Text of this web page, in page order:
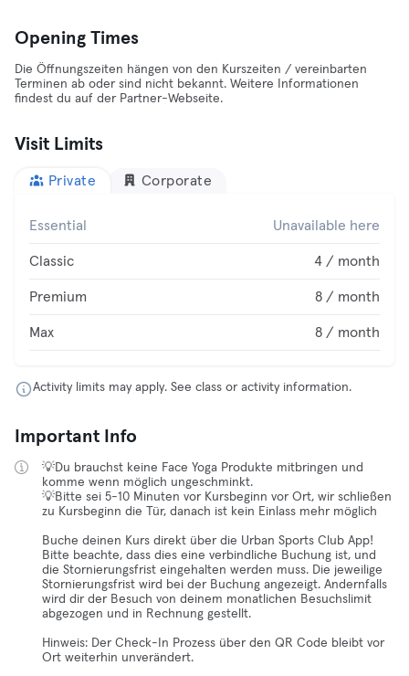
Opening Times
Die Öffnungszeiten hängen von den Kurszeiten / vereinbarten
Terminen ab oder sind nicht bekannt. Weitere Informationen
findest du auf der Partner-Webseite.
Visit Limits
Private Corporate
Essential Unavailable here
Classic 4 / month
Premium 8 / month
Max 8 / month
Activity limits may apply. See class or activity information.
Important Info
💡Du brauchst keine Face Yoga Produkte mitbringen und
komme wenn möglich ungeschminkt.
💡Bitte sei 5-10 Minuten vor Kursbeginn vor Ort, wir schließen
zu Kursbeginn die Tür, danach ist kein Einlass mehr möglich
Buche deinen Kurs direkt über die Urban Sports Club App!
Bitte beachte, dass dies eine verbindliche Buchung ist, und
die Stornierungsfrist eingehalten werden muss. Die jeweilige
Stornierungsfrist wird bei der Buchung angezeigt. Andernfalls
wird dir der Besuch von deinem monatlichen Besuchslimit
abgezogen und in Rechnung gestellt.
Hinweis: Der Check-In Prozess über den QR Code bleibt vor
Ort weiterhin unverändert.